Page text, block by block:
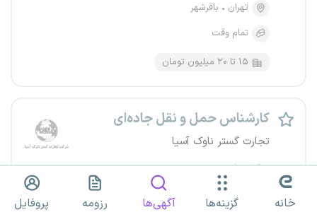
تهران
باقرشهر
تمام وقت
۱۵ تا ۲۰ میلیون تومان
کارشناس حمل و نقل جاده‌ای
تجارت گستر ناوک آسیا
منقضی شده
منطقه ۷، عباس آباد
خانه گزینه‌ها آگهی‌ها رزومه پروفایل